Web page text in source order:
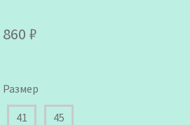
860 ₽
Размер
41 45